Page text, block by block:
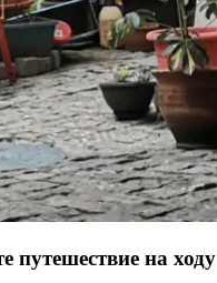
путешествие на ходу